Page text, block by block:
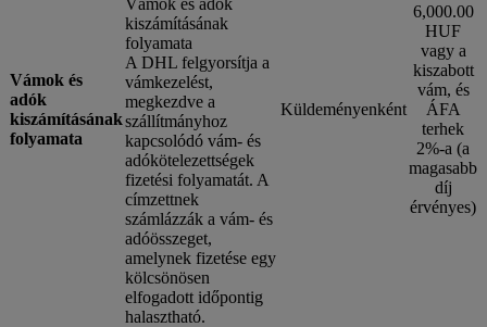
Vámok és
adók
kiszámításának
folyamata
kiszámításának
folyamata
A DHL felgyorsítja a
vámkezelést,
megkezdve a
szállítmányhoz
kapcsolódó vám- és
adókötelezettségek
fizetési folyamatát. A
címzettnek
számlázzák a vám- és
adóösszeget,
amelynek fizetése egy
kölcsönösen
elfogadott időpontig
halasztható.
Küldeményenként
6,000.00
HUF
vagy a
kiszabott
vám, és
ÁFA
terhek
2%-a (a
magasabb
díj
érvényes)